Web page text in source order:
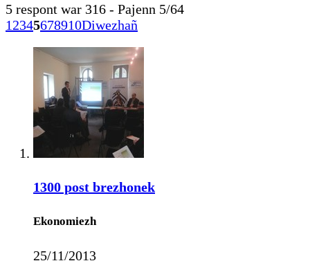
5 respont war 316 - Pajenn 5/64
12345678910Diwezhañ
1300 post brezhonek
Ekonomiezh
25/11/2013